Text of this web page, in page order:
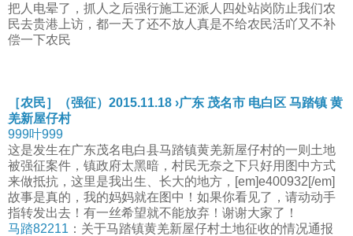
把人电晕了，抓人之后强行施工还派人四处站岗防止我们农
民去贵港上访，都一天了还不放人真是不给农民活吖又不补
偿一下农民
［农民］（强征）2015.11.18 ›广东 茂名市 电白区 马踏镇 黄
羌新屋仔村
999叶999
这是发生在广东茂名电白县马踏镇黄羌新屋仔村的一则土地
被强征案件，镇政府太黑暗，村民无奈之下只好用图中方式
来做抵抗，这里是我出生、长大的地方，[em]e400932[/em]
故事是真的，我的妈妈就在图中！如果你看见了，请动动手
指转发出去！有一丝希望就不能放弃！谢谢大家了！
马踏82211 ：关于马踏镇黄羌新屋仔村土地征收的情况通报